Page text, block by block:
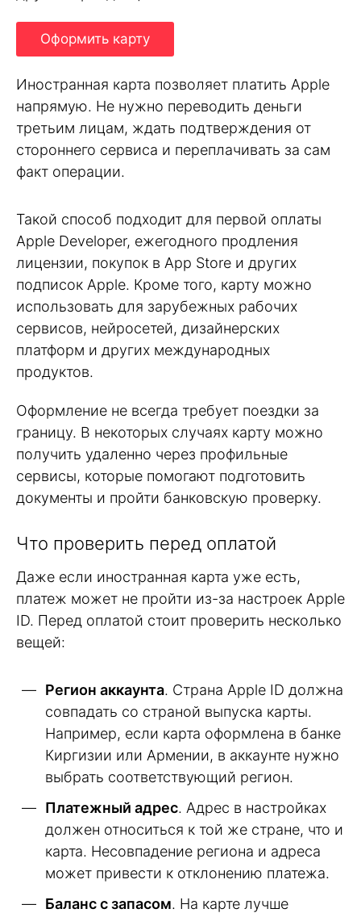
Оформить карту
Иностранная карта позволяет платить Apple
напрямую. Не нужно переводить деньги
третьим лицам, ждать подтверждения от
стороннего сервиса и переплачивать за сам
факт операции.
Такой способ подходит для первой оплаты
Apple Developer, ежегодного продления
лицензии, покупок в App Store и других
подписок Apple. Кроме того, карту можно
использовать для зарубежных рабочих
сервисов, нейросетей, дизайнерских
платформ и других международных
продуктов.
Оформление не всегда требует поездки за
границу. В некоторых случаях карту можно
получить удаленно через профильные
сервисы, которые помогают подготовить
документы и пройти банковскую проверку.
Что проверить перед оплатой
Даже если иностранная карта уже есть,
платеж может не пройти из-за настроек Apple
ID. Перед оплатой стоит проверить несколько
вещей:
Регион аккаунта. Страна Apple ID должна
совпадать со страной выпуска карты.
Например, если карта оформлена в банке
Киргизии или Армении, в аккаунте нужно
выбрать соответствующий регион.
Платежный адрес. Адрес в настройках
должен относиться к той же стране, что и
карта. Несовпадение региона и адреса
может привести к отклонению платежа.
Баланс с запасом. На карте лучше